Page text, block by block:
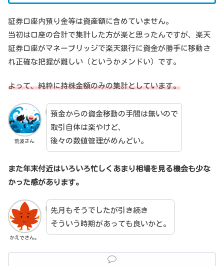
証券口座内預り金等は資産額に含めていません。
当初は口座の合計で集計した方が楽と思ったんですが、楽天
証券口座がマネーブリッジで楽天銀行に資金が勝手に移動さ
れ正確な把握が難しい（というかメンドい）です。
よって、純粋に持株金額のみの集計としています。
荒波さん
預金からの資金移動の手間は無いので
取引自体は楽やけど、
後々の数値管理がめんどい。
また年末付近はいろいろ忙しくあまり相場を見る機会も少な
かった感があります。
かえでさん。
先月もそうでしたが引き続き
そういう時期があっても良いかと。